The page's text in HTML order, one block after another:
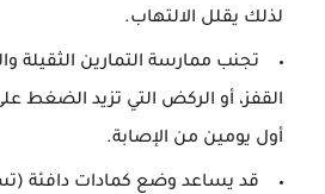
لذلك يقلل الالتهاب.
تجنب ممارسة التمارين الثقيلة
القفز، أو الركض التي تزيد الضغط
أول يومين من الإصابة.
قد يساعد وضع كمادات دافئة